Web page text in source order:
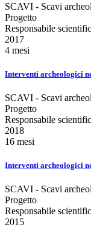
SCAVI - Scavi
Progetto
Responsabile
2017
4 mesi
Interventi archeologici
SCAVI - Scavi
Progetto
Responsabile
2018
16 mesi
Interventi archeologici
SCAVI - Scavi
Progetto
Responsabile
2015